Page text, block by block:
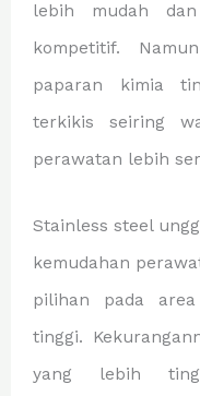
lebih mudah
kompetitif.
paparan kimia
terkikis seiring
perawatan lebih
Stainless steel
kemudahan
pilihan pada
tinggi.
yang lebih